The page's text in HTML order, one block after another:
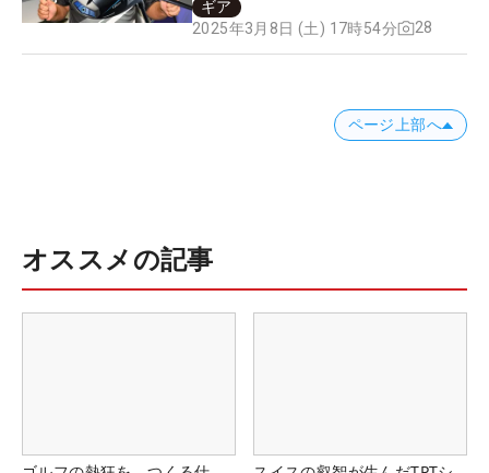
ギア
2025年3月8日 (土) 17時54分
28
ページ上部へ
オススメの記事